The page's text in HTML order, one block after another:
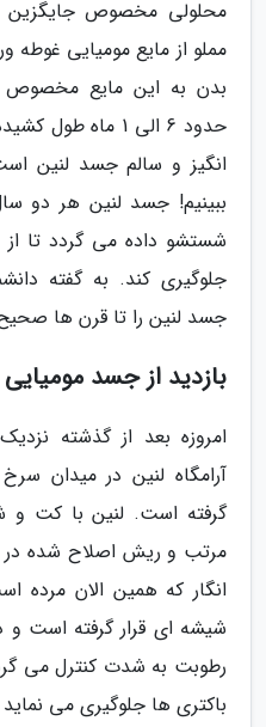
محلولی مخصوص
مملو از مایع مومیایی
بدن به این مایع مخصوص
حدود 6 الی 1
انگیز و سالم جسد لنین
ببینیم! جسد لنین هر دو
شستشو داده می گردد تا
جلوگیری کند. به گفته
جسد لنین را تا قرن ها
بازدید از جسد
آرامگاه لنین در میدان
گرفته است. لنین با کت و
مرتب و ریش اصلاح شده در
انگار که همین الان
شیشه ای قرار گرفته است و
رطوبت به شدت کنترل می
باکتری ها جلوگیری می